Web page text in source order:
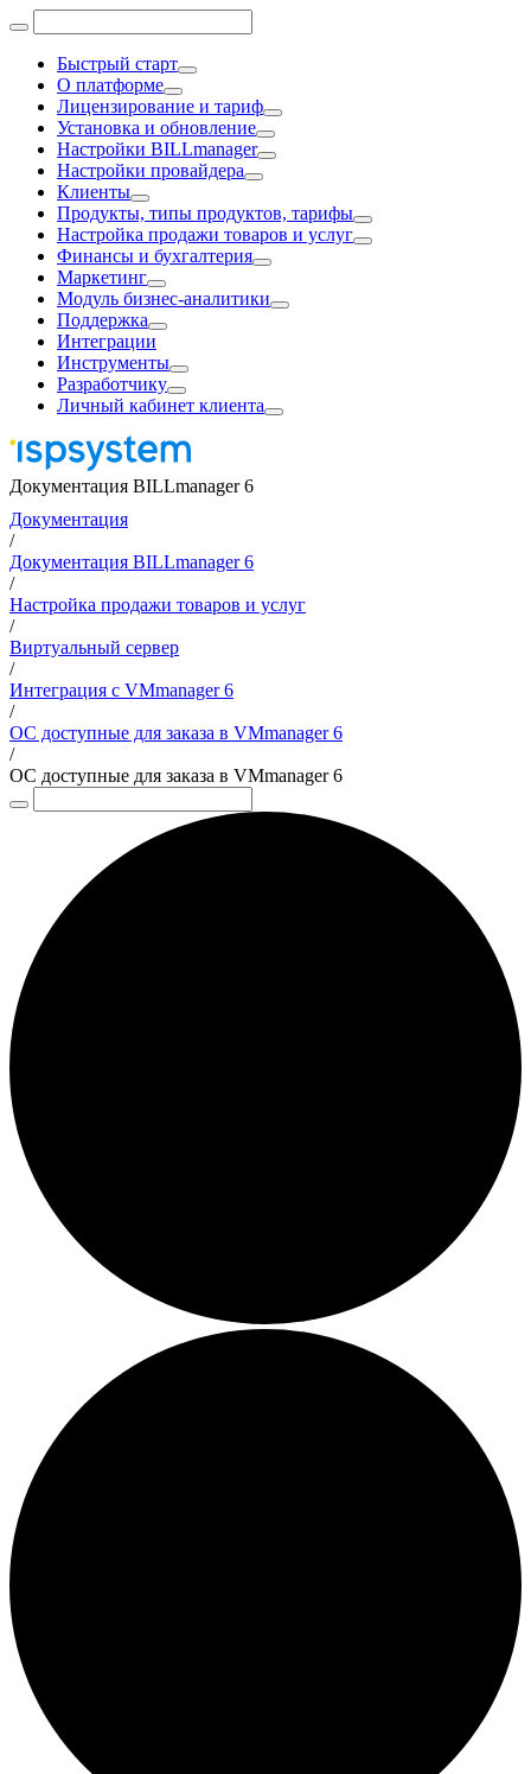
Быстрый старт
О платформе
Лицензирование и тариф
Установка и обновление
Настройки BILLmanager
Настройки провайдера
Клиенты
Продукты, типы продуктов, тарифы
Настройка продажи товаров и услуг
Финансы и бухгалтерия
Маркетинг
Модуль бизнес-аналитики
Поддержка
Интеграции
Инструменты
Разработчику
Личный кабинет клиента
Документация BILLmanager 6
Документация
/
Документация BILLmanager 6
/
Настройка продажи товаров и услуг
/
Виртуальный сервер
/
Интеграция с VMmanager 6
/
ОС доступные для заказа в VMmanager 6
/
ОС доступные для заказа в VMmanager 6